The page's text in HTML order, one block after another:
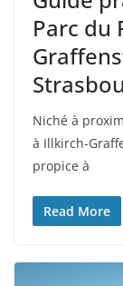
Parc du
Niché à
à Illkirch-
propice à
Read More